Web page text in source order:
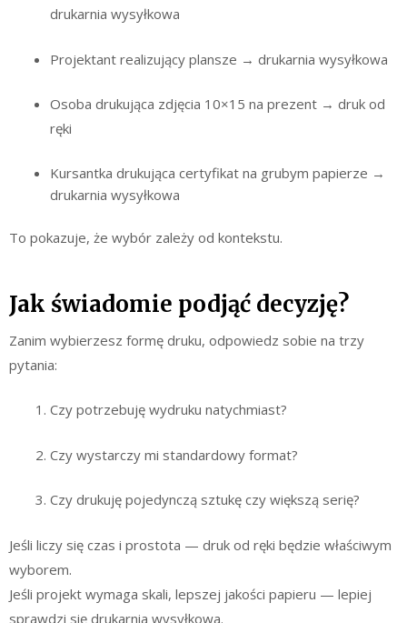
drukarnia wysyłkowa
Projektant realizujący plansze → drukarnia wysyłkowa
Osoba drukująca zdjęcia 10×15 na prezent → druk od
ręki
Kursantka drukująca certyfikat na grubym papierze →
drukarnia wysyłkowa
To pokazuje, że wybór zależy od kontekstu.
Jak świadomie podjąć decyzję?
Zanim wybierzesz formę druku, odpowiedz sobie na trzy
pytania:
Czy potrzebuję wydruku natychmiast?
Czy wystarczy mi standardowy format?
Czy drukuję pojedynczą sztukę czy większą serię?
Jeśli liczy się czas i prostota — druk od ręki będzie właściwym
wyborem.
Jeśli projekt wymaga skali, lepszej jakości papieru — lepiej
sprawdzi się drukarnia wysyłkowa.